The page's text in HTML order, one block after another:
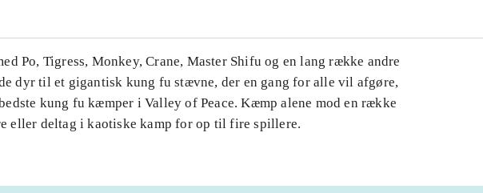
Po, Tigress, Monkey, Crane, Master Shifu og en lang række andre
dyr til et gigantisk kung fu stævne, der en gang for alle vil afgøre,
kung fu kæmper i Valley of Peace. Kæmp alene mod en række
eller deltag i kaotiske kamp for op til fire spillere.